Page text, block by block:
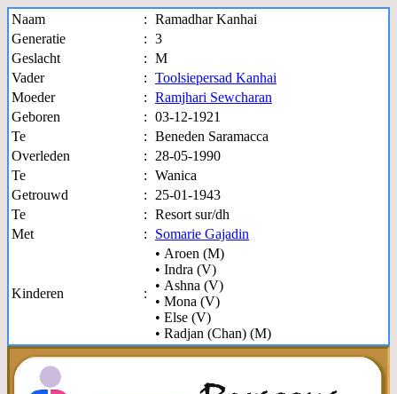
Naam : Ramadhar Kanhai
Generatie
: 3
Geslacht
: M
Vader
: Toolsiepersad Kanhai
Moeder
: Ramjhari Sewcharan
Geboren
: 03-12-1921
Te
: Beneden Saramacca
Overleden
:
28-05-1990
Te
: Wanica
Getrouwd
:
25-01-1943
Te
: Resort sur/dh
Met
: Somarie Gajadin
Kinderen :
• Aroen (M)
• Indra (V)
• Ashna (V)
• Mona (V)
• Else (V)
• Radjan (Chan) (M)